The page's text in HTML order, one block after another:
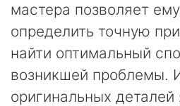
мастера позволяет
определить точную
найти оптимальный
возникшей проблемы.
оригинальных